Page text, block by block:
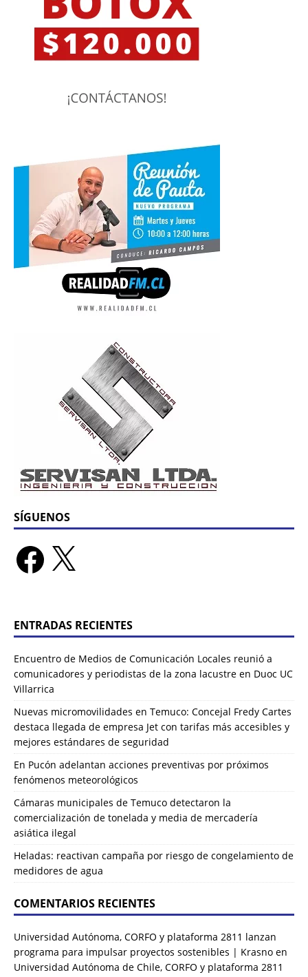
SÍGUENOS
ENTRADAS RECIENTES
Encuentro de Medios de Comunicación Locales reunió a
comunicadores y periodistas de la zona lacustre en Duoc UC
Villarrica
Nuevas micromovilidades en Temuco: Concejal Fredy Cartes
destaca llegada de empresa Jet con tarifas más accesibles y
mejores estándares de seguridad
En Pucón adelantan acciones preventivas por próximos
fenómenos meteorológicos
Cámaras municipales de Temuco detectaron la
comercialización de tonelada y media de mercadería
asiática ilegal
Heladas: reactivan campaña por riesgo de congelamiento de
medidores de agua
COMENTARIOS RECIENTES
Universidad Autónoma, CORFO y plataforma 2811 lanzan
programa para impulsar proyectos sostenibles | Krasno en
Universidad Autónoma de Chile, CORFO y plataforma 2811